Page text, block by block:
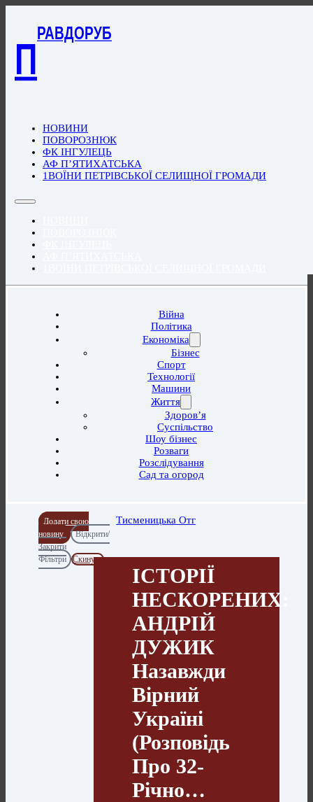
П
РАВДОРУБ
НОВИНИ
ПОВОРОЗНЮК
ФК ІНГУЛЕЦЬ
АФ П’ЯТИХАТСЬКА
1ВОЇНИ ПЕТРІВСЬКОЇ СЕЛИЩНОЇ ГРОМАДИ
Війна
Політика
Економіка
Бізнес
Спорт
Технології
Машини
Життя
Здоров’я
Суспільство
Шоу бізнес
Розваги
Розслідування
Сад та огород
Додати свою
новину
Відкрити/
Закрити
Фільтри
Скинути
Тисменицька Отг
ІСТОРІЇ
НЕСКОРЕНИХ:
АНДРІЙ
ДУЖИК
Назавжди
Вірний
Україні
(розповідь
Про 32-
Річно…